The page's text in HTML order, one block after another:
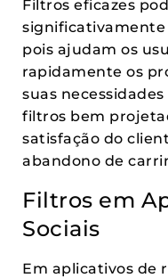
Filtros eficazes
significativamente
pois ajudam os
rapidamente os
suas
filtros bem
satisfação do
abandono de
Filtros em
Sociais
Em aplicativos de